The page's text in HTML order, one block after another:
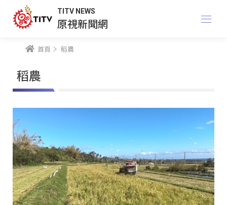
TITV NEWS
原視新聞網
首頁 稻農
稻農